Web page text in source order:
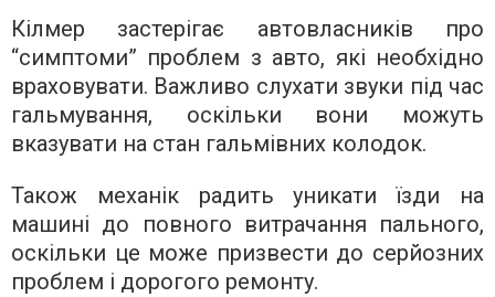
Кілмер застерігає автовласників про
“симптоми” проблем з авто, які необхідно
враховувати. Важливо слухати звуки під час
гальмування, оскільки вони можуть
вказувати на стан гальмівних колодок.
Також механік радить уникати їзди на
машині до повного витрачання пального,
оскільки це може призвести до серйозних
проблем і дорогого ремонту.